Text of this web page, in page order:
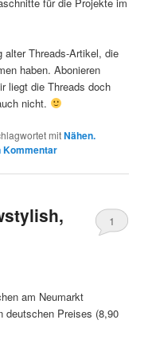
alter Threads-Artikel, die
haben. Abonieren
liegt die Threads doch
nicht.
mitNähen.
Kommentar
1
am Neumarkt
deutschen Preises (8,90